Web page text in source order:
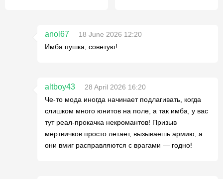
anol67
18 June 2026 12:20
Имба пушка, советую!
altboy43
28 April 2026 16:20
Че-то мода иногда начинает подлагивать, когда
слишком много юнитов на поле, а так имба, у вас
тут реал-прокачка некромантов! Призыв
мертвичков просто летает, вызываешь армию, а
они вмиг расправляются с врагами — годно!